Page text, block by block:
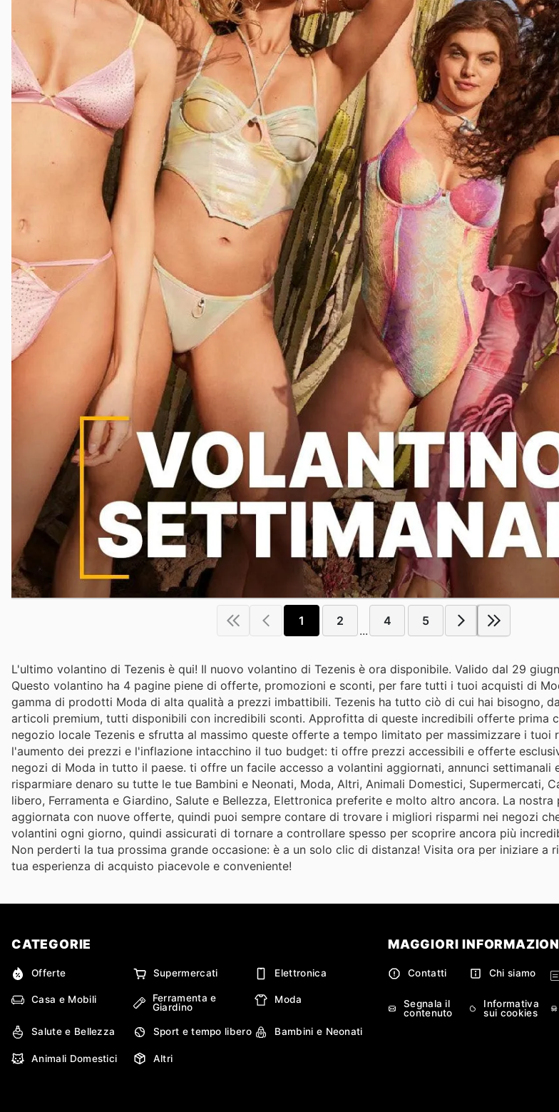
1 2
...
4 5
L'ultimo volantino di Tezenis è qui! Il nuovo volantino di Tezenis è ora disponibile. Valido dal 29
Questo volantino ha 4 pagine piene di offerte, promozioni e sconti, per fare tutti i tuoi acquisti di
gamma di prodotti Moda di alta qualità a prezzi imbattibili. Tezenis ha tutto ciò di cui hai bisogno,
articoli premium, tutti disponibili con incredibili sconti. Approfitta di queste incredibili offerte prima
negozio locale Tezenis e sfrutta al massimo queste offerte a tempo limitato per massimizzare i tuoi
l'aumento dei prezzi e l'inflazione intacchino il tuo budget: ti offre prezzi accessibili e offerte
negozi di Moda in tutto il paese. ti offre un facile accesso a volantini aggiornati, annunci settimanali
risparmiare denaro su tutte le tue Bambini e Neonati, Moda, Altri, Animali Domestici, Supermercati,
libero, Ferramenta e Giardino, Salute e Bellezza, Elettronica preferite e molto altro ancora. La
aggiornata con nuove offerte, quindi puoi sempre contare di trovare i migliori risparmi nei negozi
volantini ogni giorno, quindi assicurati di tornare a controllare spesso per scoprire ancora più
Non perderti la tua prossima grande occasione: è a un solo clic di distanza! Visita ora per iniziare a
tua esperienza di acquisto piacevole e conveniente!
CATEGORIE
Offerte Supermercati Elettronica
Casa e Mobili
Ferramenta e
Giardino
Moda
Salute e Bellezza Sport e tempo libero Bambini e Neonati
Animali Domestici Altri
MAGGIORI
Contatti Chi siamo
Segnala il
contenuto
Informativa
sui cookies